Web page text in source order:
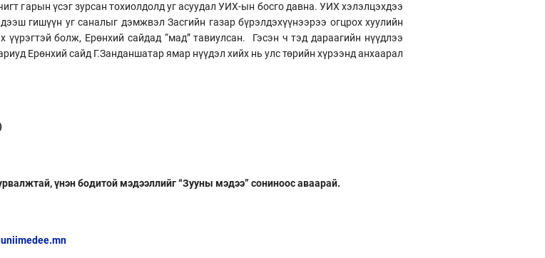
гарын үсэг зурсан тохиолдолд уг асуудал УИХ-ын босго давна. УИХ хэлэлцэхдээ
гишүүн уг саналыг дэмжвэл Засгийн газар бүрэлдэхүүнээрээ огцрох хуулийн
болж, Ерөнхий сайдад “мад” тавиулсан. Гэсэн ч тэд дараагийн нүүдлээ
Ерөнхий сайд Г.Занданшатар ямар нүүдэл хийх нь улс төрийн хүрээнд анхаарал
үнэн бодитой мэдээллийг “Зууны мэдээ” сониноос аваарай.